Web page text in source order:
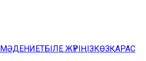
МӘДЕНИЕТБІЛЕ ЖҮРІҢІЗКӨЗҚАРАС